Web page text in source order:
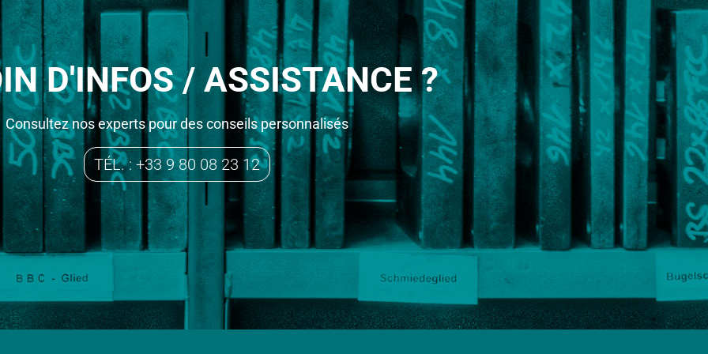
D'INFOS / ASSISTANCE ?
Consultez nos experts pour des conseils personnalisés
TÉL. : +33 9 80 08 23 12